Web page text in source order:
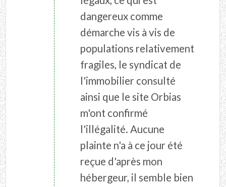
dangereux comme
démarche vis à vis de
populations relativement
fragiles, le syndicat de
l'immobilier consulté
ainsi que le site Orbias
m'ont confirmé
l'illégalité. Aucune
plainte n'a à ce jour été
reçue d'après mon
hébergeur, il semble bien